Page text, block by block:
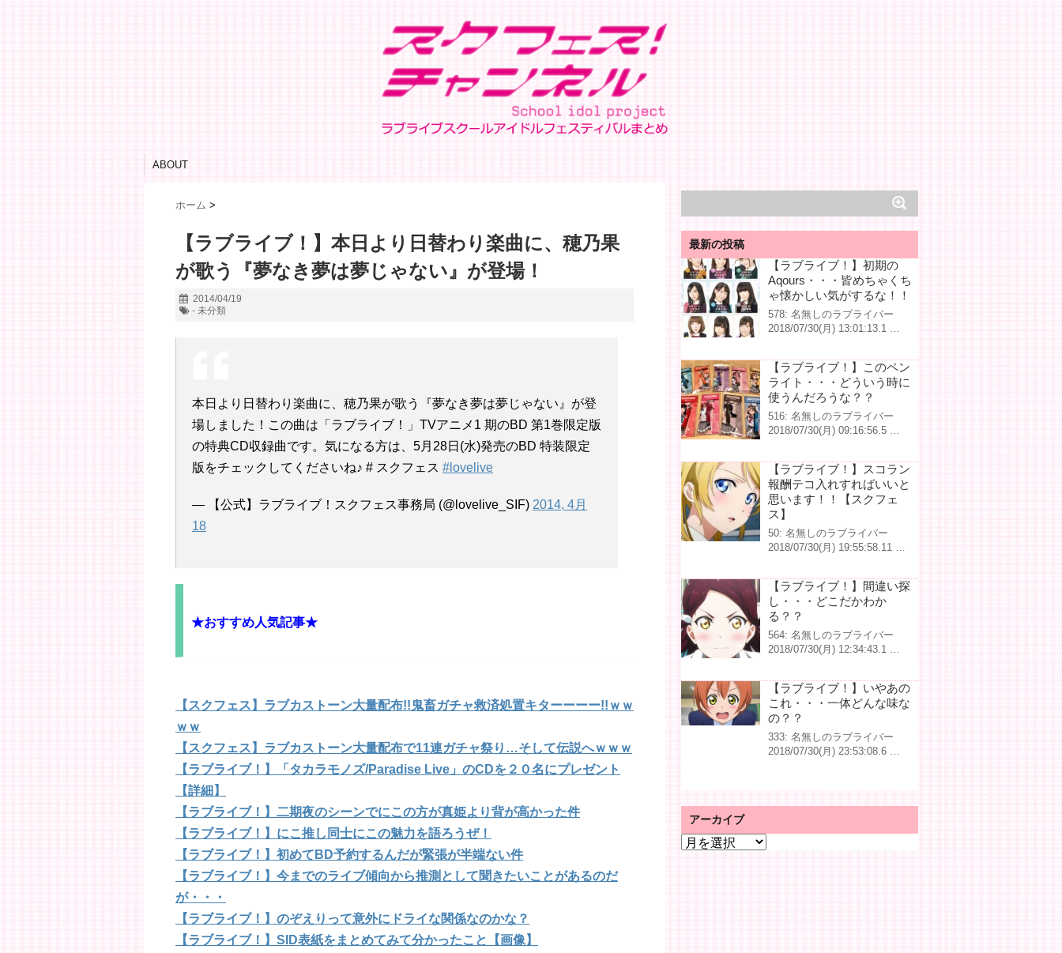
ABOUT
ホーム >
【ラブライブ！】本日より日替わり楽曲に、穂乃果
が歌う『夢なき夢は夢じゃない』が登場！
2014/04/19
- 未分類
本日より日替わり楽曲に、穂乃果が歌う『夢なき夢は夢じゃない』が登
場しました！この曲は「ラブライブ！」TVアニメ1 期のBD 第1巻限定版
の特典CD収録曲です。気になる方は、5月28日(水)発売のBD 特装限定
版をチェックしてくださいね♪ # スクフェス #lovelive
— 【公式】ラブライブ！スクフェス事務局 (@lovelive_SIF) 2014, 4月
18
★おすすめ人気記事★
【スクフェス】ラブカストーン大量配布!!鬼畜ガチャ救済処置キターーーー!!ｗｗ
ｗｗ
【スクフェス】ラブカストーン大量配布で11連ガチャ祭り…そして伝説へｗｗｗ
【ラブライブ！】「タカラモノズ/Paradise Live」のCDを２０名にプレゼント
【詳細】
【ラブライブ！】二期夜のシーンでにこの方が真姫より背が高かった件
【ラブライブ！】にこ推し同士にこの魅力を語ろうぜ！
【ラブライブ！】初めてBD予約するんだが緊張が半端ない件
【ラブライブ！】今までのライブ傾向から推測として聞きたいことがあるのだ
が・・・
【ラブライブ！】のぞえりって意外にドライな関係なのかな？
【ラブライブ！】SID表紙をまとめてみて分かったこと【画像】
最新の投稿
【ラブライブ！】初期の
Aqours・・・皆めちゃくち
ゃ懐かしい気がするな！！
578: 名無しのラブライバー
2018/07/30(月) 13:01:13.1 …
【ラブライブ！】このペン
ライト・・・どういう時に
使うんだろうな？？
516: 名無しのラブライバー
2018/07/30(月) 09:16:56.5 …
【ラブライブ！】スコラン
報酬テコ入れすればいいと
思います！！【スクフェ
ス】
50: 名無しのラブライバー
2018/07/30(月) 19:55:58.11 …
【ラブライブ！】間違い探
し・・・どこだかわか
る？？
564: 名無しのラブライバー
2018/07/30(月) 12:34:43.1 …
【ラブライブ！】いやあの
これ・・・一体どんな味な
の？？
333: 名無しのラブライバー
2018/07/30(月) 23:53:08.6 …
アーカイブ
ア